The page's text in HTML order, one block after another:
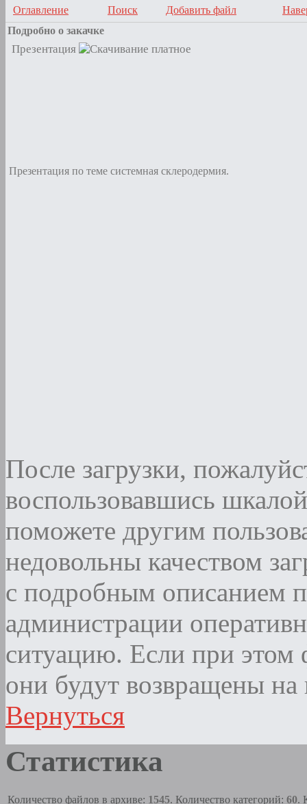
Оглавление Поиск Добавить файл
Подробно о закачке
Презентация
Презентация по теме системная склеродермия.
После загрузки,
воспользовавшись
поможете другим
недовольны качеством
с подробным описанием
администрации
ситуацию. Если при этом
они будут возвращены на
Вернуться
Статистика
Количество файлов в архиве: 1545. Количество категорий: 60.